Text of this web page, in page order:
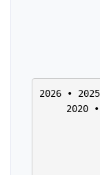
2026 • 2025
2020 •